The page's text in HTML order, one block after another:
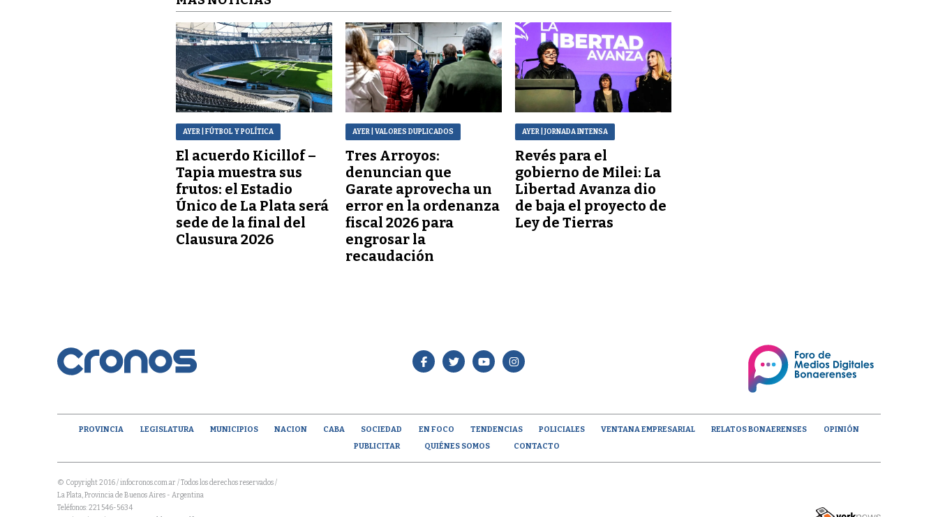
AYER | FÚTBOL Y POLÍTICA
El acuerdo Kicillof –
Tapia muestra sus
frutos: el Estadio
Único de La Plata será
sede de la final del
Clausura 2026
AYER | VALORES DUPLICADOS
Tres Arroyos:
denuncian que
Garate aprovecha un
error en la ordenanza
fiscal 2026 para
engrosar la
recaudación
AYER | JORNADA INTENSA
Revés para el
gobierno de Milei: La
Libertad Avanza dio
de baja el proyecto de
Ley de Tierras
PROVINCIA LEGISLATURA MUNICIPIOS NACION CABA SOCIEDAD EN FOCO TENDENCIAS POLICIALES VENTANA EMPRESARIAL RELATOS BONAERENSES
OPINIÓN
PUBLICITAR
QUIÉNES SOMOS CONTACTO
© Copyright 2016 / infocronos.com.ar / Todos los derechos reservados /
La Plata, Provincia de Buenos Aires - Argentina
Teléfonos: 221 546-5634